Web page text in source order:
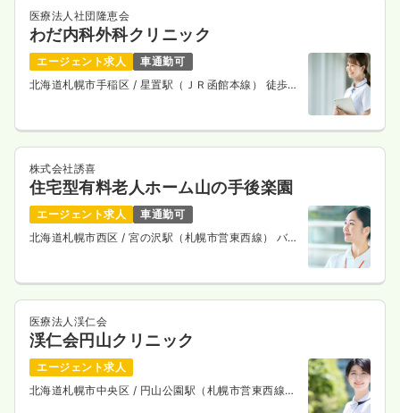
医療法人社団隆恵会
わだ内科外科クリニック
エージェント求人
車通勤可
北海道札幌市手稲区 / 星置駅（ＪＲ函館本線） 徒歩5
株式会社誘喜
住宅型有料老人ホーム山の手後楽園
エージェント求人
車通勤可
北海道札幌市西区 / 宮の沢駅（札幌市営東西線） バス
医療法人渓仁会
渓仁会円山クリニック
エージェント求人
北海道札幌市中央区 / 円山公園駅（札幌市営東西線）